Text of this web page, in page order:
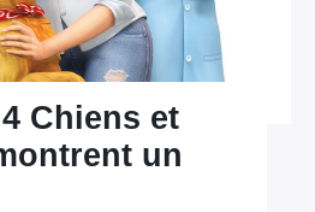
Chiens et
un